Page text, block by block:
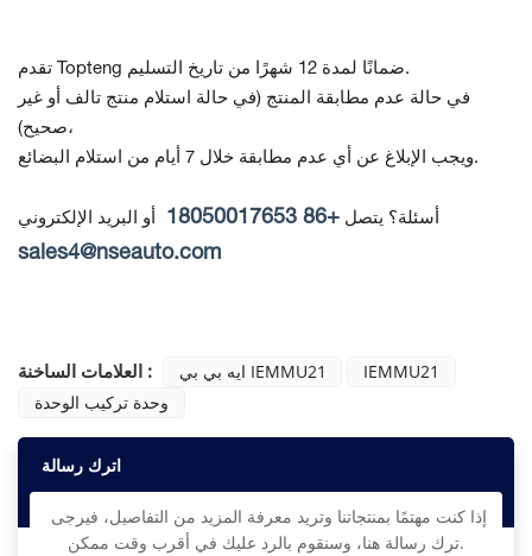
تقدم Topteng ضمانًا لمدة 12 شهرًا من تاريخ التسليم.
في حالة عدم مطابقة المنتج (في حالة استلام منتج تالف أو غير
صحيح)،
ويجب الإبلاغ عن أي عدم مطابقة خلال 7 أيام من استلام البضائع.
أسئلة؟ يتصل +86 18050017653 أو البريد الإلكتروني
sales4@nseauto.com
العلامات الساخنة : ايه بي بي IEMMU21
IEMMU21
وحدة تركيب الوحدة
اترك رسالة
ترك رسالة هنا، وسنقوم بالرد عليك في أقرب وقت ممكن.